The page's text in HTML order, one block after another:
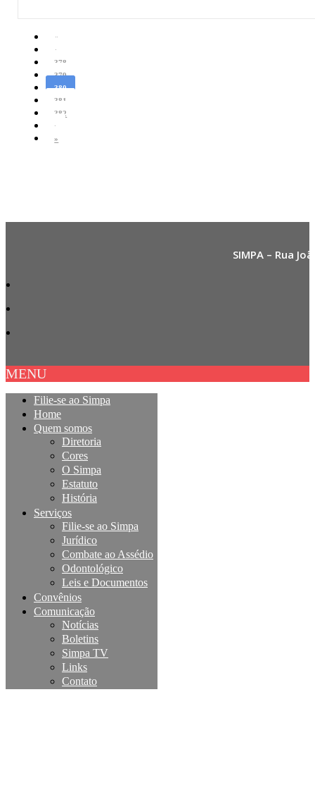
«
‹
378
379
380
381
382
›
»
SIMPA – Rua
MENU
Filie-se ao Simpa
Home
Quem somos
Diretoria
Cores
O Simpa
Estatuto
História
Serviços
Filie-se ao Simpa
Jurídico
Combate ao Assédio
Odontológico
Leis e Documentos
Convênios
Comunicação
Notícias
Boletins
Simpa TV
Links
Contato